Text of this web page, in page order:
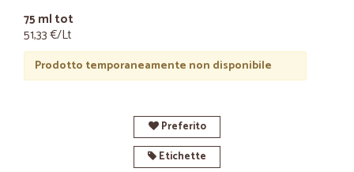
75 ml tot
51,33 €/Lt
Prodotto temporaneamente non disponibile
Preferito
Etichette